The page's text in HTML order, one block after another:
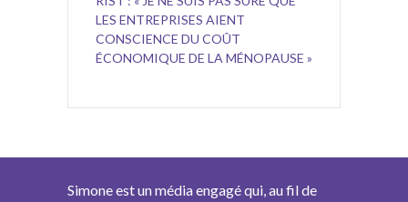
LES ENTREPRISES AIENT
CONSCIENCE DU COÛT
ÉCONOMIQUE DE LA MÉNOPAUSE »
Simone est un média engagé qui, au fil de